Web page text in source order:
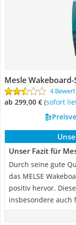
Mesle
4
ab 299,00 € ( Sofort
Unser Fazit für
Durch seine gute
das MELSE
positiv hervor.
insbesondere auch